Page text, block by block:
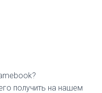
получить на нашем